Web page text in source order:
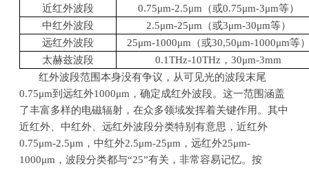
近红外波段
0.75μm-2.5μm （或0.75μm-3μm等）
中红外波段
2.5μm-25μm （或3μm-30μm等）
远红外波段
25μm-1000μm （或30,50μm-1000μm等
太赫兹波段
0.1THz-10THz，30μm-3mm
红外波段范围本身没有争议，从可见光的波段末尾
0.75μm到远红外1000μm ，确定成红外波段。这一范围涵盖
了丰富多样的电磁辐射，在众多领域发挥着关键作用。其中
近红外、中红外、远红外波段分类特别有意思，近红外
0.75μm-2.5μm ，中红外2.5μm-25μm ，远红外25μm-
1000μm ，波段分类都与“25”有关，非常容易记忆。按